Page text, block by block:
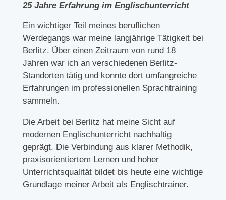
25 Jahre Erfahrung im Englischunterricht
Ein wichtiger Teil meines beruflichen
Werdegangs war meine langjährige Tätigkeit bei
Berlitz. Über einen Zeitraum von rund 18
Jahren war ich an verschiedenen Berlitz-
Standorten tätig und konnte dort umfangreiche
Erfahrungen im professionellen Sprachtraining
sammeln.
Die Arbeit bei Berlitz hat meine Sicht auf
modernen Englischunterricht nachhaltig
geprägt. Die Verbindung aus klarer Methodik,
praxisorientiertem Lernen und hoher
Unterrichtsqualität bildet bis heute eine wichtige
Grundlage meiner Arbeit als Englischtrainer.